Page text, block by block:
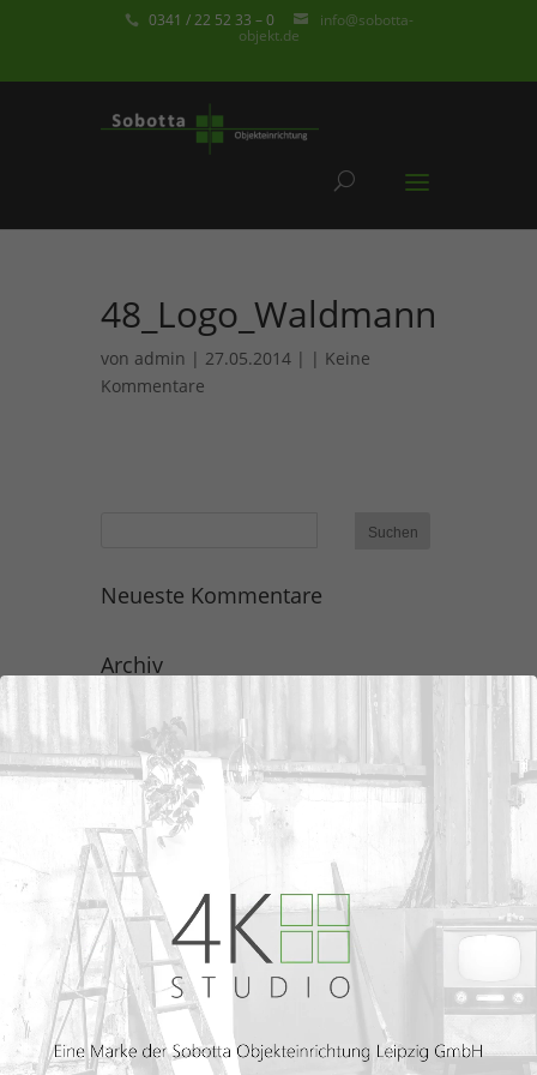
0341 / 22 52 33 – 0 info@sobotta-
objekt.de
48_Logo_Waldmann
von admin | 27.05.2014 | | Keine
Kommentare
Neueste Kommentare
Archiv
Kategorien
Keine Kategorien
Meta
Anmelden
Eintrags-Feed
Kommentar-Feed
WordPress.org